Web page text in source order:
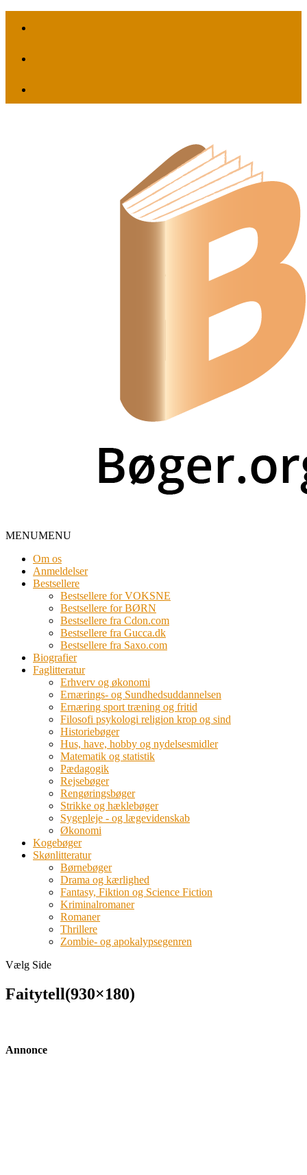
MENUMENU
Om os
Anmeldelser
Bestsellere
Bestsellere for VOKSNE
Bestsellere for BØRN
Bestsellere fra Cdon.com
Bestsellere fra Gucca.dk
Bestsellere fra Saxo.com
Biografier
Faglitteratur
Erhverv og økonomi
Ernærings- og Sundhedsuddannelsen
Ernæring sport træning og fritid
Filosofi psykologi religion krop og sind
Historiebøger
Hus, have, hobby og nydelsesmidler
Matematik og statistik
Pædagogik
Rejsebøger
Rengøringsbøger
Strikke og hæklebøger
Sygepleje - og lægevidenskab
Økonomi
Kogebøger
Skønlitteratur
Børnebøger
Drama og kærlighed
Fantasy, Fiktion og Science Fiction
Kriminalromaner
Romaner
Thrillere
Zombie- og apokalypsegenren
Vælg Side
Faitytell(930×180)
Annonce